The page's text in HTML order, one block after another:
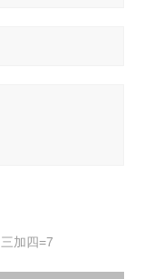
加四=7